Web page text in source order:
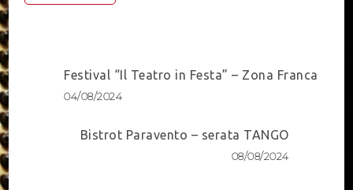
Post
Navigation
Festival “Il Teatro in Festa” – Zona Franca
04/08/2024
Bistrot Paravento – serata TANGO
08/08/2024